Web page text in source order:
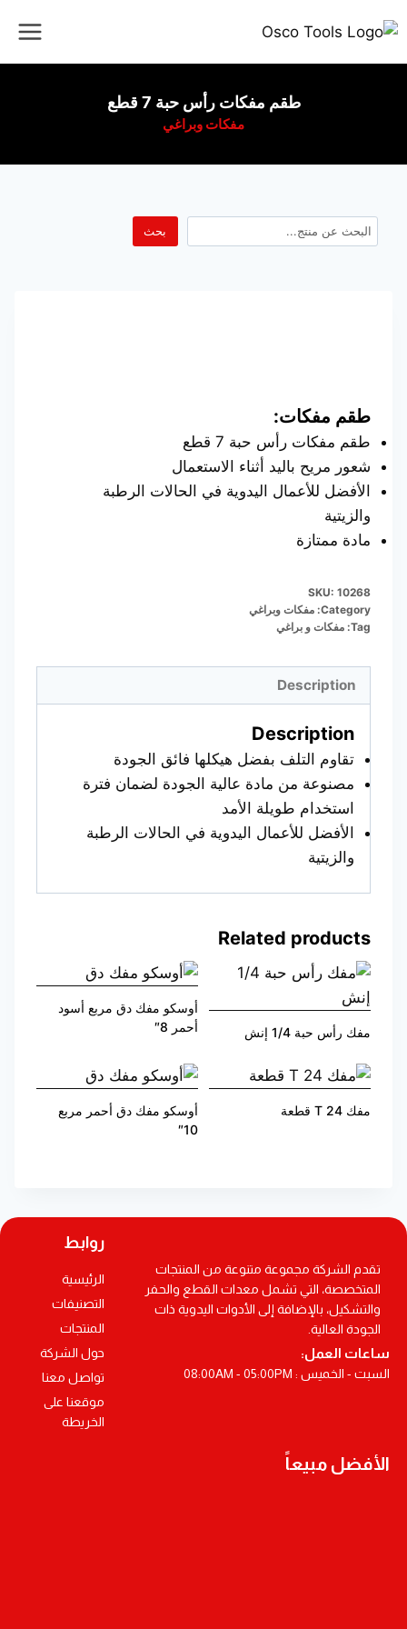
طقم مفكات رأس حبة 7 قطع
مفكات وبراغي
طقم مفكات:
طقم مفكات رأس حبة 7 قطع
شعور مريح باليد أثناء الاستعمال
الأفضل للأعمال اليدوية في الحالات الرطبة
والزيتية
مادة ممتازة
SKU: 10268
Category: مفكات وبراغي
Tag: مفكات و براغي
Description
Description
تقاوم التلف بفضل هيكلها فائق الجودة
مصنوعة من مادة عالية الجودة لضمان فترة
استخدام طويلة الأمد
الأفضل للأعمال اليدوية في الحالات الرطبة
والزيتية
Related products
مفك رأس حبة 1/4 إنش
أوسكو مفك دق مربع أسود
أحمر 8″
مفك 24 T قطعة
أوسكو مفك دق أحمر مربع
10″
بحث
تقدم الشركة مجموعة متنوعة من المنتجات
المتخصصة، التي تشمل معدات القطع والحفر
والتشكيل، بالإضافة إلى الأدوات اليدوية ذات
الجودة العالية.
ساعات العمل:
السبت - الخميس : 08:00AM - 05:00PM
روابط
الرئيسية
التصنيفات
المنتجات
حول الشركة
تواصل معنا
موقعنا على
الخريطة
الأفضل مبيعاً